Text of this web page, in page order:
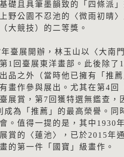
礎且具筆墨韻致的「四條派
野公園不忍池的〈微雨初晴
大競技）的二等獎。
年臺展開辦，林玉山以〈大南
1回臺展東洋畫部。此後除了
品之外（當時他已擁有「推
畫作參與展出。尤其在第4回
展賞，第7回獲特選無鑑查，
成為「推薦」的最高榮譽。同
。值得一提的是，其中1930
賞的〈蓮池〉，已於2015年
的第一件「國寶」級畫作。